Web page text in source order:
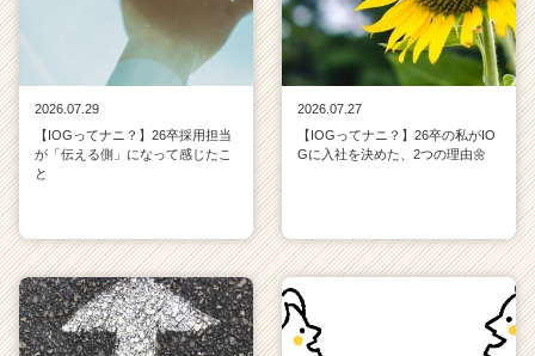
2026.07.29
【IOGってナニ？】26卒採用担当
が「伝える側」になって感じたこ
と
2026.07.27
【IOGってナニ？】26卒の私がIO
Gに入社を決めた、2つの理由🌼